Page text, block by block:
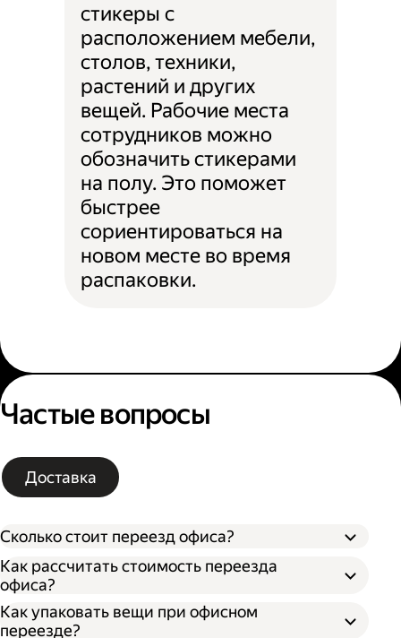
стикеры с
расположением мебели,
столов, техники,
растений и других
вещей. Рабочие места
сотрудников можно
обозначить стикерами
на полу. Это поможет
быстрее
сориентироваться на
новом месте во время
распаковки.
Частые вопросы
Доставка
Сколько стоит переезд офиса?
Типа грузового автомобиля;
Расстояния от текущего до нового офиса;
Как рассчитать стоимость переезда
офиса?
Как упаковать вещи при офисном
переезде?